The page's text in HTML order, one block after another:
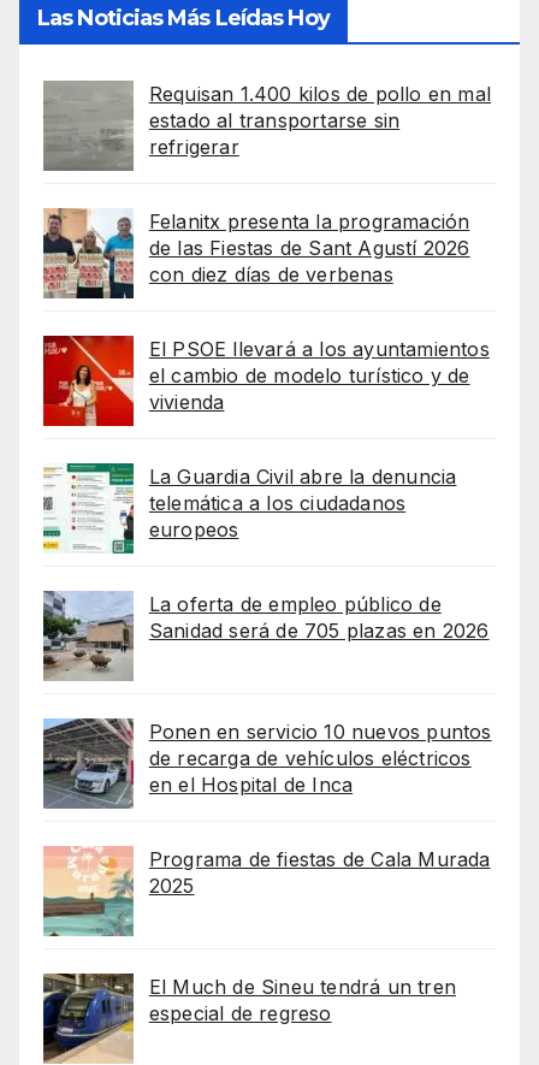
Las Noticias Más Leídas Hoy
Requisan 1.400 kilos de pollo en mal
estado al transportarse sin
refrigerar
Felanitx presenta la programación
de las Fiestas de Sant Agustí 2026
con diez días de verbenas
El PSOE llevará a los ayuntamientos
el cambio de modelo turístico y de
vivienda
La Guardia Civil abre la denuncia
telemática a los ciudadanos
europeos
La oferta de empleo público de
Sanidad será de 705 plazas en 2026
Ponen en servicio 10 nuevos puntos
de recarga de vehículos eléctricos
en el Hospital de Inca
Programa de fiestas de Cala Murada
2025
El Much de Sineu tendrá un tren
especial de regreso